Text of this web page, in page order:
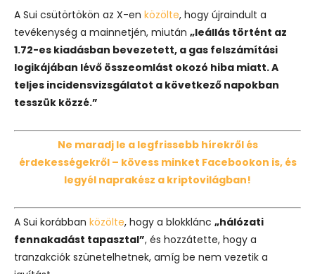
A Sui csütörtökön az X-en közölte, hogy újraindult a
tevékenység a mainnetjén, miután „leállás történt az
1.72-es kiadásban bevezetett, a gas felszámítási
logikájában lévő összeomlást okozó hiba miatt. A
teljes incidensvizsgálatot a következő napokban
tesszük közzé.”
Ne maradj le a legfrissebb hírekről és
érdekességekről – kövess minket Facebookon is, és
legyél naprakész a kriptovilágban!
A Sui korábban közölte, hogy a blokklánc „hálózati
fennakadást tapasztal”, és hozzátette, hogy a
tranzakciók szünetelhetnek, amíg be nem vezetik a